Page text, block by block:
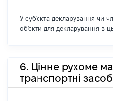
У суб'єкта декларування чи
об'єкти для декларування в
6. Цінне рухоме
транспортні